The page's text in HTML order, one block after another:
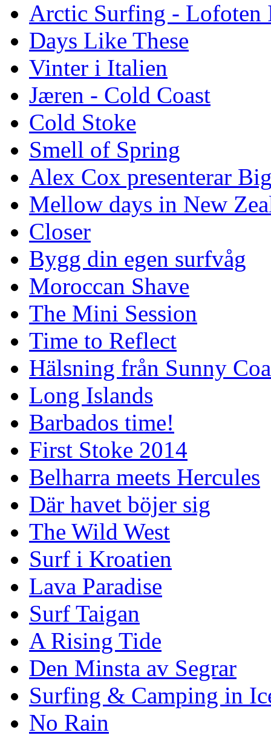
Arctic Surfing - Lofoten
Days Like These
Vinter i Italien
Jæren - Cold Coast
Cold Stoke
Smell of Spring
Alex Cox presenterar
Mellow days in New
Closer
Bygg din egen surfvåg
Moroccan Shave
The Mini Session
Time to Reflect
Hälsning från Sunny
Long Islands
Barbados time!
First Stoke 2014
Belharra meets Hercules
Där havet böjer sig
The Wild West
Surf i Kroatien
Lava Paradise
Surf Taigan
A Rising Tide
Den Minsta av Segrar
Surfing & Camping in
No Rain